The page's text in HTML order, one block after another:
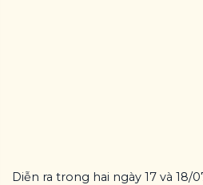
Diễn ra trong hai ngày 17 và 18/